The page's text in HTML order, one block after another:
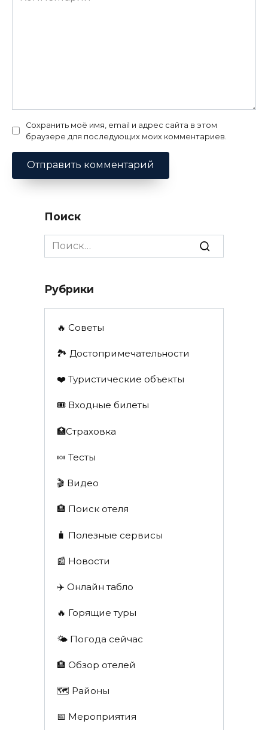
Сохранить моё имя, email и адрес сайта в этом
браузере для последующих моих комментариев.
Поиск
Search
for:
Рубрики
🔥 Советы
🏞️ Достопримечательности
❤️ Туристические объекты
🎟️ Входные билеты
🏥Страховка
🍬 Тесты
🎬 Видео
🏨 Поиск отеля
🧳 Полезные сервисы
📰 Новости
✈️ Онлайн табло
🔥 Горящие туры
🌤️ Погода сейчас
🏨 Обзор отелей
🗺 Районы
📅 Мероприятия